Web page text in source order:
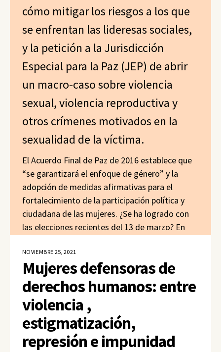
cómo mitigar los riesgos a los que
se enfrentan las lideresas sociales,
y la petición a la Jurisdicción
Especial para la Paz (JEP) de abrir
un macro-caso sobre violencia
sexual, violencia reproductiva y
otros crímenes motivados en la
sexualidad de la víctima.
El Acuerdo Final de Paz de 2016 establece que
“se garantizará el enfoque de género” y la
adopción de medidas afirmativas para el
fortalecimiento de la participación política y
ciudadana de las mujeres. ¿Se ha logrado con
las elecciones recientes del 13 de marzo? En
muy particulares. La primera es […]
NOVIEMBRE 25, 2021
Mujeres defensoras de
derechos humanos: entre
violencia ,
estigmatización,
represión e impunidad